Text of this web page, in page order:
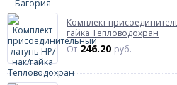
Комплект
гайка Тепловодохран
От246.20 руб.